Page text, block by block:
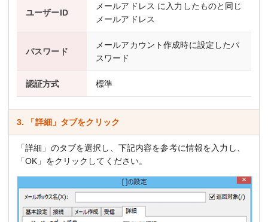
ユーザーID
メールアドレス に入力したものと同じ
メールアドレス
パスワード
メールアカウント作成時に設定したパ
スワード
認証方式 標準
3. 「詳細」タブをクリック
「詳細」のタブを選択し、下記内容を参考に情報を入力し、
「OK」をクリックしてください。